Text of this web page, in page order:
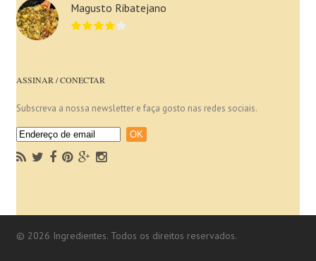
Magusto Ribatejano
ASSINAR / CONECTAR
Subscreva a nossa newsletter e faça gosto nas redes sociais.
© 2026 Ingredientes. Todos os direitos reservados.